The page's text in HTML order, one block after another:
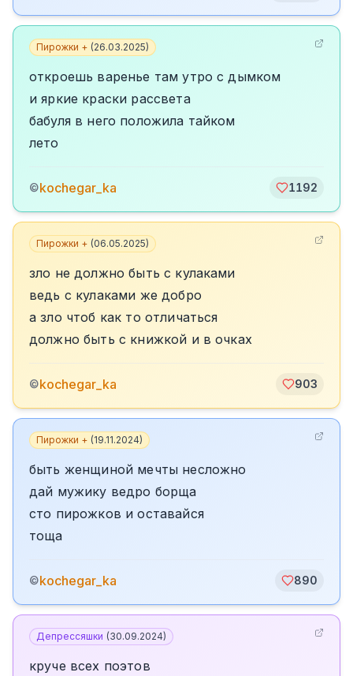
Пирожки + (26.03.2025)
откроешь варенье там утро с дымком
и яркие краски рассвета
бабуля в него положила тайком
лето
©kochegar_ka 1192
Пирожки + (06.05.2025)
зло не должно быть с кулаками
ведь с кулаками же добро
а зло чтоб как то отличаться
должно быть с книжкой и в очках
©kochegar_ka 903
Пирожки + (19.11.2024)
быть женщиной мечты несложно
дай мужику ведро борща
сто пирожков и оставайся
тоща
©kochegar_ka 890
Депрессяшки (30.09.2024)
круче всех поэтов